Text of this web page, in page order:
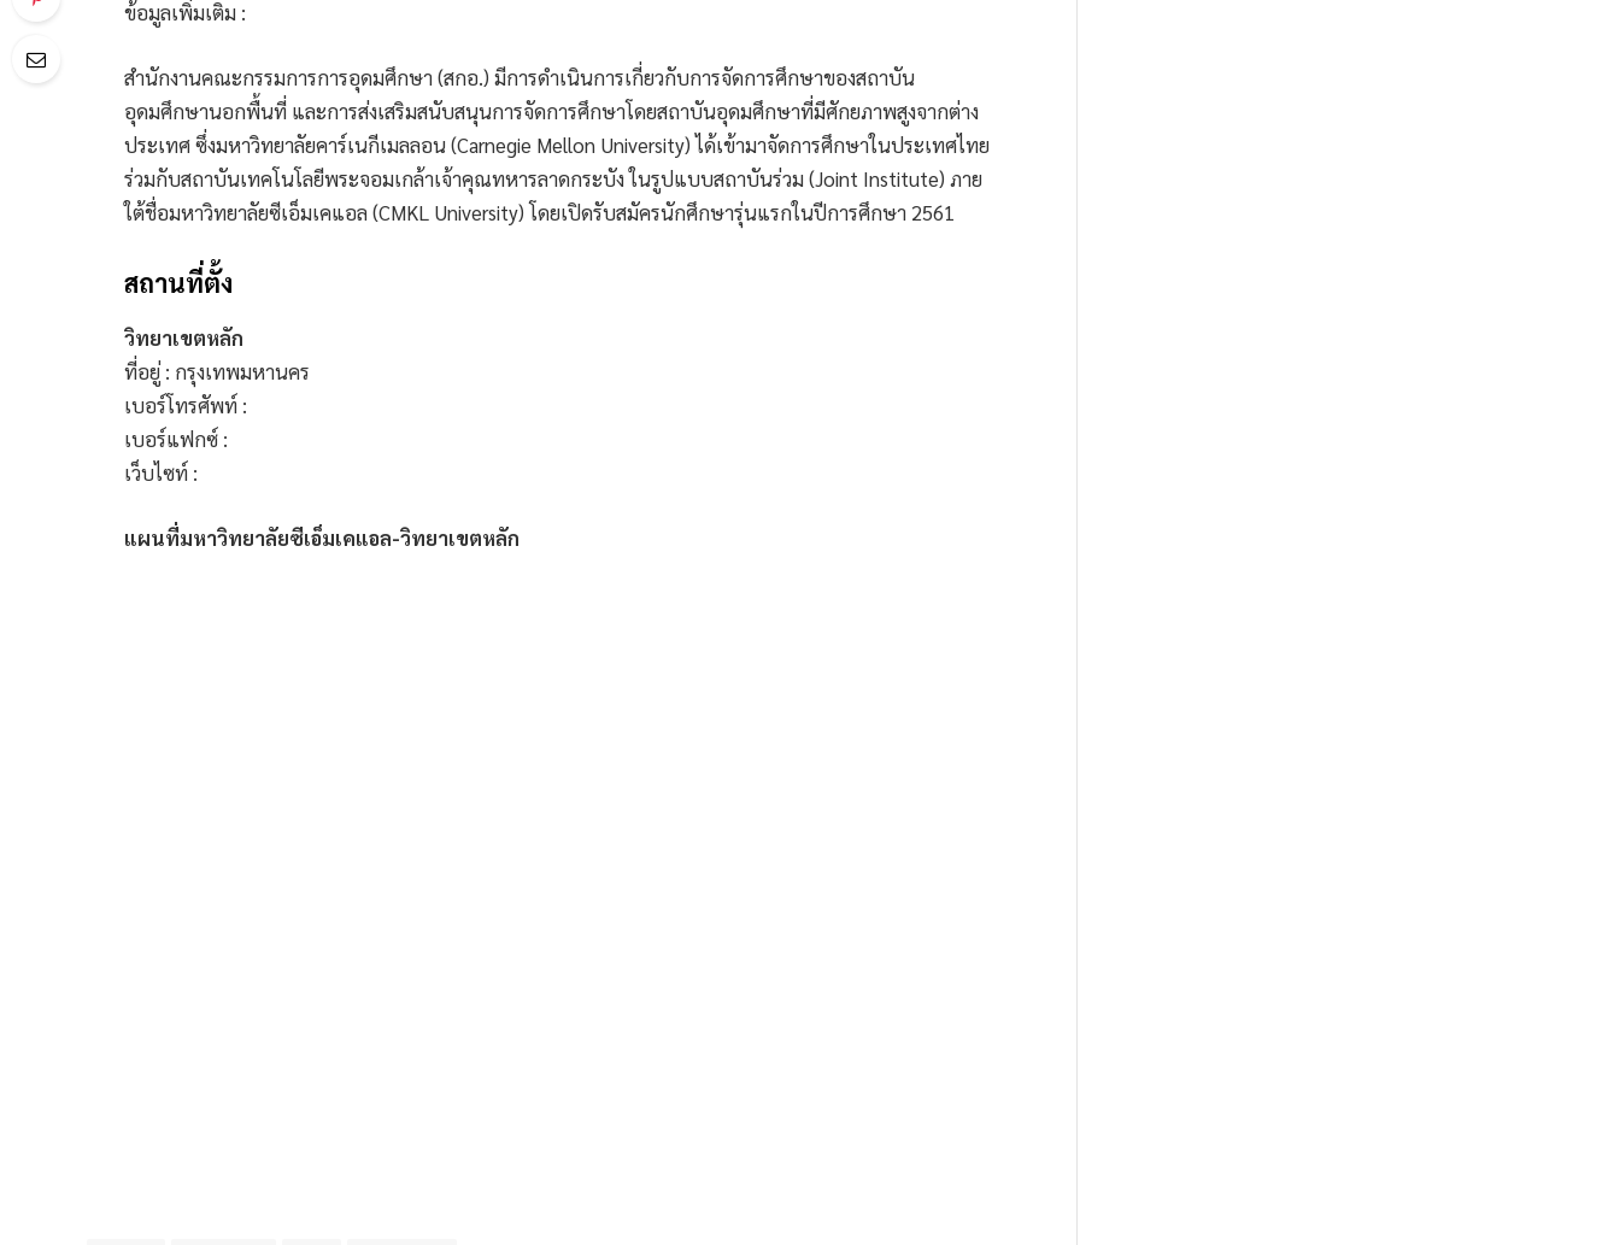
ข้อมูลเพิ่มเติม :
สำนักงานคณะกรรมการการอุดมศึกษา (สกอ.) มีการดำเนินการเกี่ยวกับการจัดการศึกษาของสถาบัน
อุดมศึกษานอกพื้นที่ และการส่งเสริมสนับสนุนการจัดการศึกษาโดยสถาบันอุดมศึกษาที่มีศักยภาพสูงจากต่าง
ประเทศ ซึ่งมหาวิทยาลัยคาร์เนกีเมลลอน (Carnegie Mellon University) ได้เข้ามาจัดการศึกษาในประเทศไทย
ร่วมกับสถาบันเทคโนโลยีพระจอมเกล้าเจ้าคุณทหารลาดกระบัง ในรูปแบบสถาบันร่วม (Joint Institute) ภาย
ใต้ชื่อมหาวิทยาลัยซีเอ็มเคแอล (CMKL University) โดยเปิดรับสมัครนักศึกษารุ่นแรกในปีการศึกษา 2561
สถานที่ตั้ง
วิทยาเขตหลัก
ที่อยู่ : กรุงเทพมหานคร
เบอร์โทรศัพท์ :
เบอร์แฟกซ์ :
เว็บไซท์ :
แผนที่มหาวิทยาลัยซีเอ็มเคแอล-วิทยาเขตหลัก